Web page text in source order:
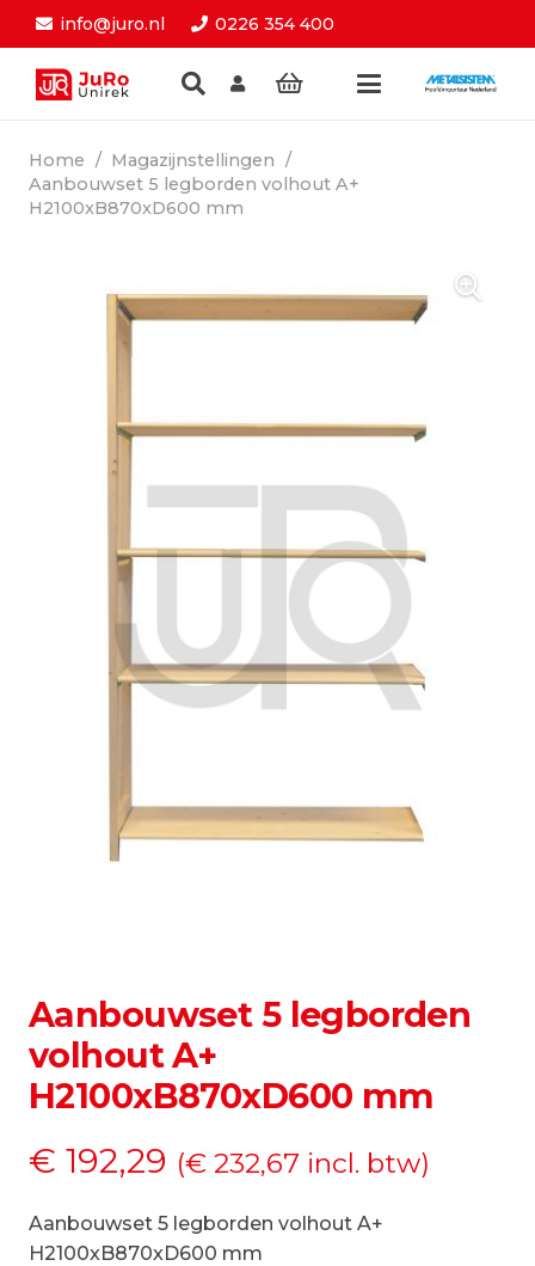
info@juro.nl 0226 354 400
Home / Magazijnstellingen /
Aanbouwset 5 legborden volhout A+
H2100xB870xD600 mm
Aanbouwset 5 legborden
volhout A+
H2100xB870xD600 mm
€ 192,29 (€ 232,67 incl. btw)
Aanbouwset 5 legborden volhout A+
H2100xB870xD600 mm